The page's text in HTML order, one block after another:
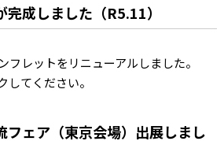
成しました（R5.11）
フレットをリニューアルしました。
してください。
フェア（東京会場）出展しまし